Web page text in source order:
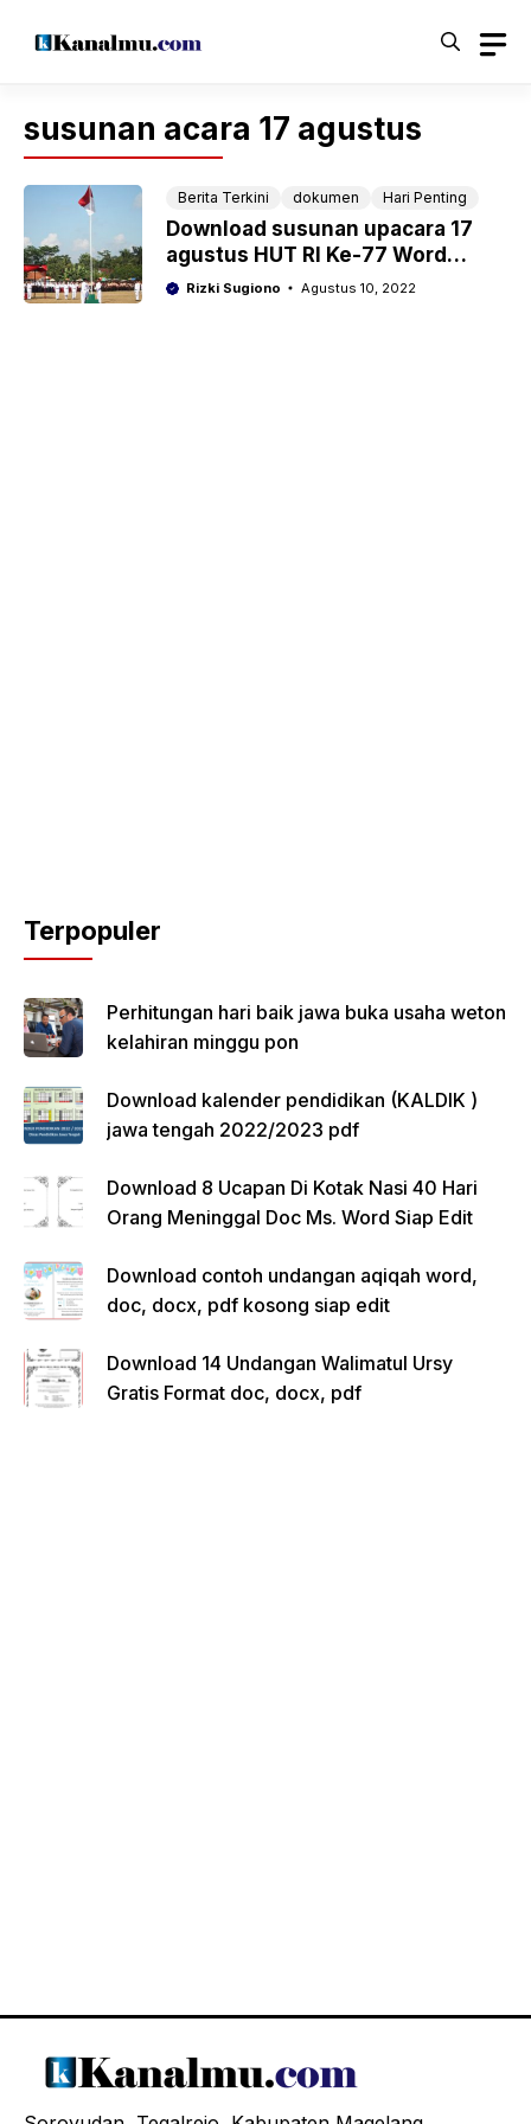
susunan acara 17 agustus
Berita Terkini dokumen Hari Penting
Download susunan upacara 17
agustus HUT RI Ke-77 Word
tingkat RT, Desa, Kecamatan,
Rizki Sugiono Agustus 10, 2022
Terpopuler
Perhitungan hari baik jawa buka usaha weton
kelahiran minggu pon
Download kalender pendidikan (KALDIK )
jawa tengah 2022/2023 pdf
Download 8 Ucapan Di Kotak Nasi 40 Hari
Orang Meninggal Doc Ms. Word Siap Edit
Download contoh undangan aqiqah word,
doc, docx, pdf kosong siap edit
Download 14 Undangan Walimatul Ursy
Gratis Format doc, docx, pdf